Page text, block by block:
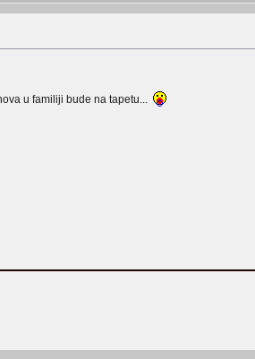
u familiji bude na tapetu...